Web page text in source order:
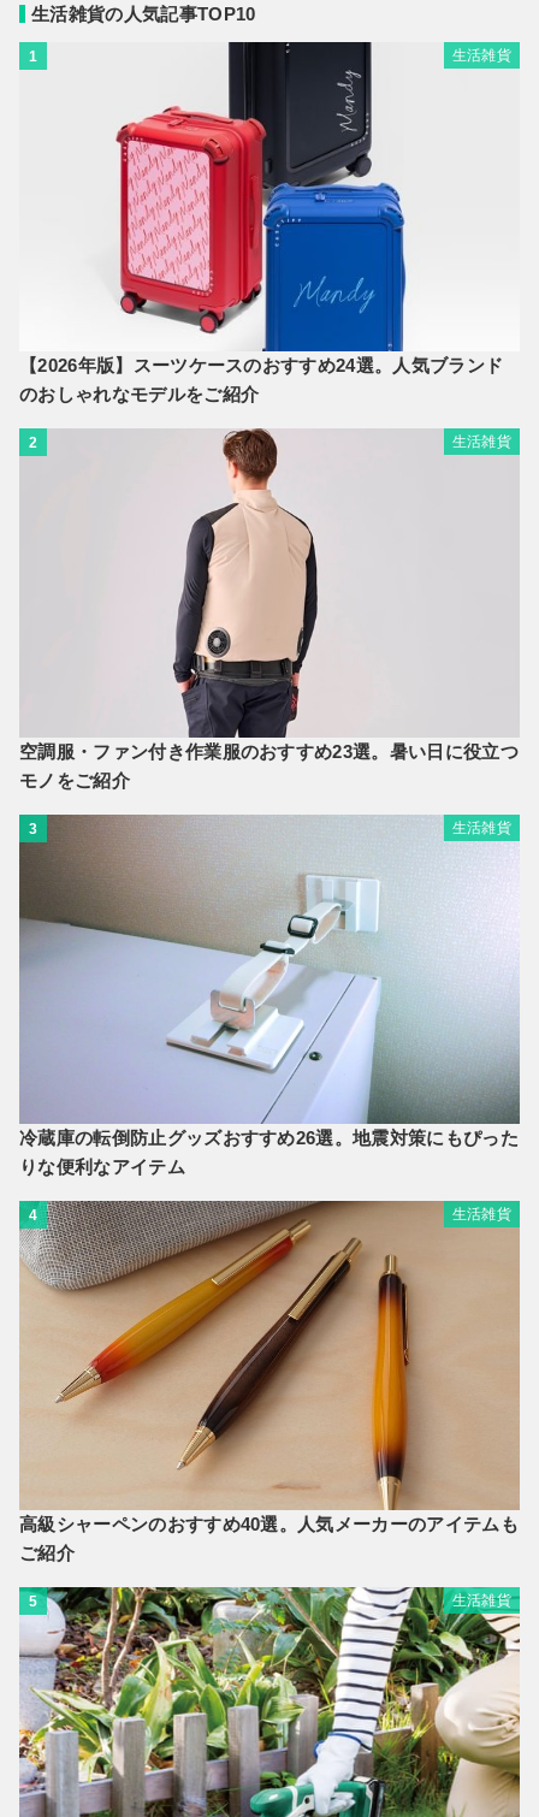
生活雑貨の人気記事TOP10
1 生活雑貨
【2026年版】スーツケースのおすすめ24選。人気ブランド
のおしゃれなモデルをご紹介
2 生活雑貨
空調服・ファン付き作業服のおすすめ23選。暑い日に役立つ
モノをご紹介
3 生活雑貨
冷蔵庫の転倒防止グッズおすすめ26選。地震対策にもぴった
りな便利なアイテム
4 生活雑貨
高級シャーペンのおすすめ40選。人気メーカーのアイテムも
ご紹介
5 生活雑貨